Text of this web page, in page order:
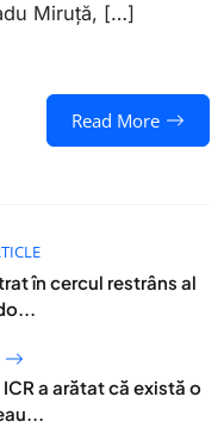
Miruță, […]
Read More
în cercul restrâns al
a arătat că există o